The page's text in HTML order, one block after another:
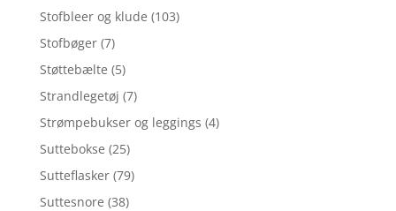
Stofbleer og klude (103)
Stofbøger (7)
Støttebælte (5)
Strandlegetøj (7)
Strømpebukser og leggings (4)
Suttebokse (25)
Sutteflasker (79)
Suttesnore (38)